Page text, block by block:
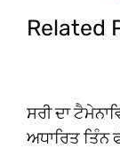
Related
ਸਰੀ ਦਾ
ਅਧਾਰਿਤ ਤਿੰਨ